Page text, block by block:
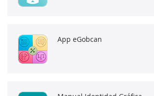
App eGobcan